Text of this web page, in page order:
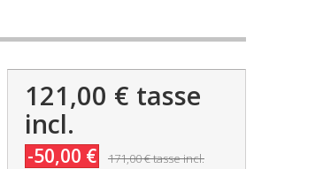
121,00 € tasse
incl.
-50,00 € 171,00 €tasse incl.